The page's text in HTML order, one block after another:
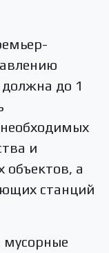
до 1
и
объектов, а
станций
мусорные